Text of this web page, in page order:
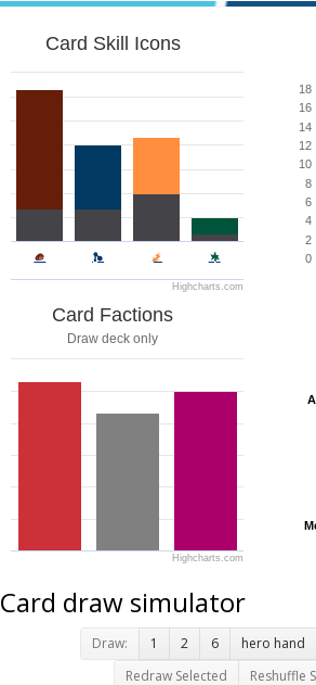
Card Skill Icons
Highcharts.com
0
2
4
6
8
10
12
14
16
18
Card Factions
Draw deck only
Highcharts.com
Card draw simulator
Draw: 1 2 6 hero hand
Redraw Selected
Reshuffle